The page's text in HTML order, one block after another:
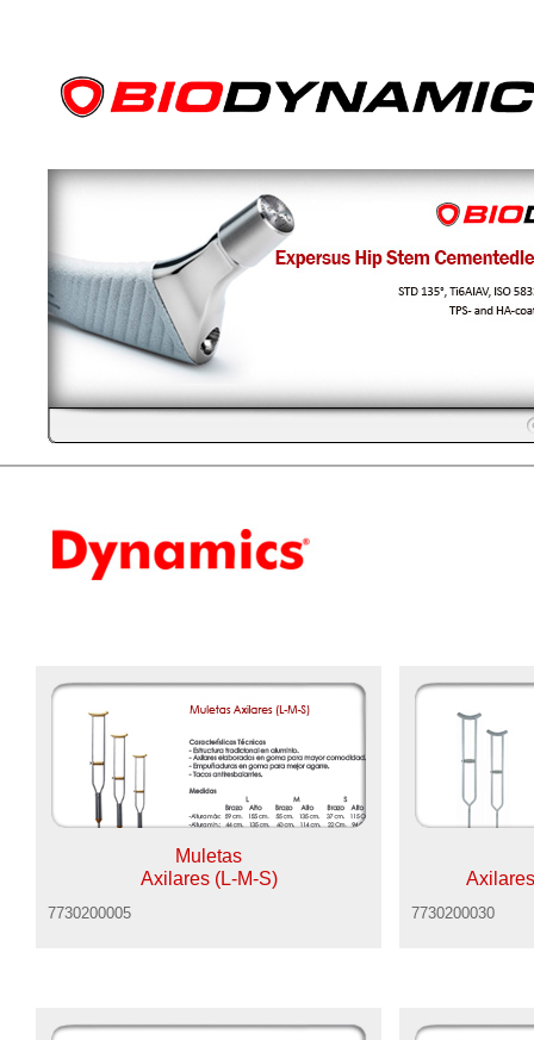
Muletas
Axilares (L-M-S)
7730200005 7730200030